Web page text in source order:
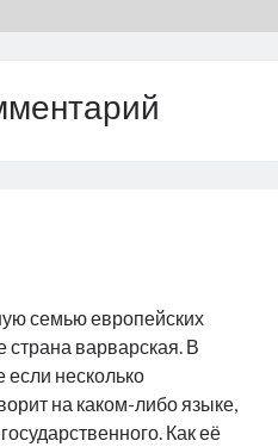
семью европейских
страна варварская. В
если несколько
на каком-либо языке,
Как её